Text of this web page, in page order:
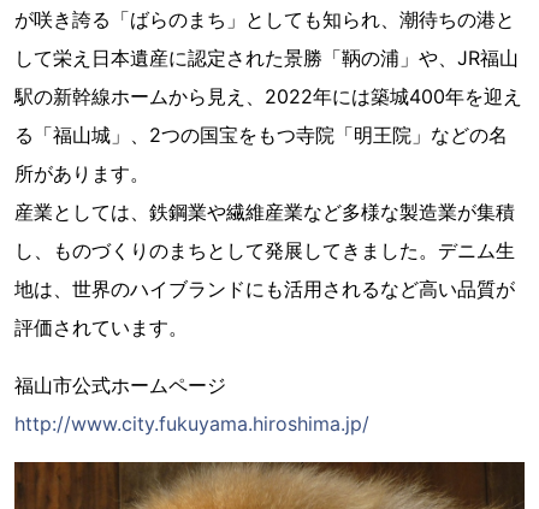
が咲き誇る「ばらのまち」としても知られ、潮待ちの港と
して栄え日本遺産に認定された景勝「鞆の浦」や、JR福山
駅の新幹線ホームから見え、2022年には築城400年を迎え
る「福山城」、2つの国宝をもつ寺院「明王院」などの名
所があります。
産業としては、鉄鋼業や繊維産業など多様な製造業が集積
し、ものづくりのまちとして発展してきました。デニム生
地は、世界のハイブランドにも活用されるなど高い品質が
評価されています。
福山市公式ホームページ
http://www.city.fukuyama.hiroshima.jp/